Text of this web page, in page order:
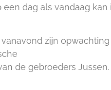
dag als vandaag kan
zijn opwachting
de gebroeders Jussen.